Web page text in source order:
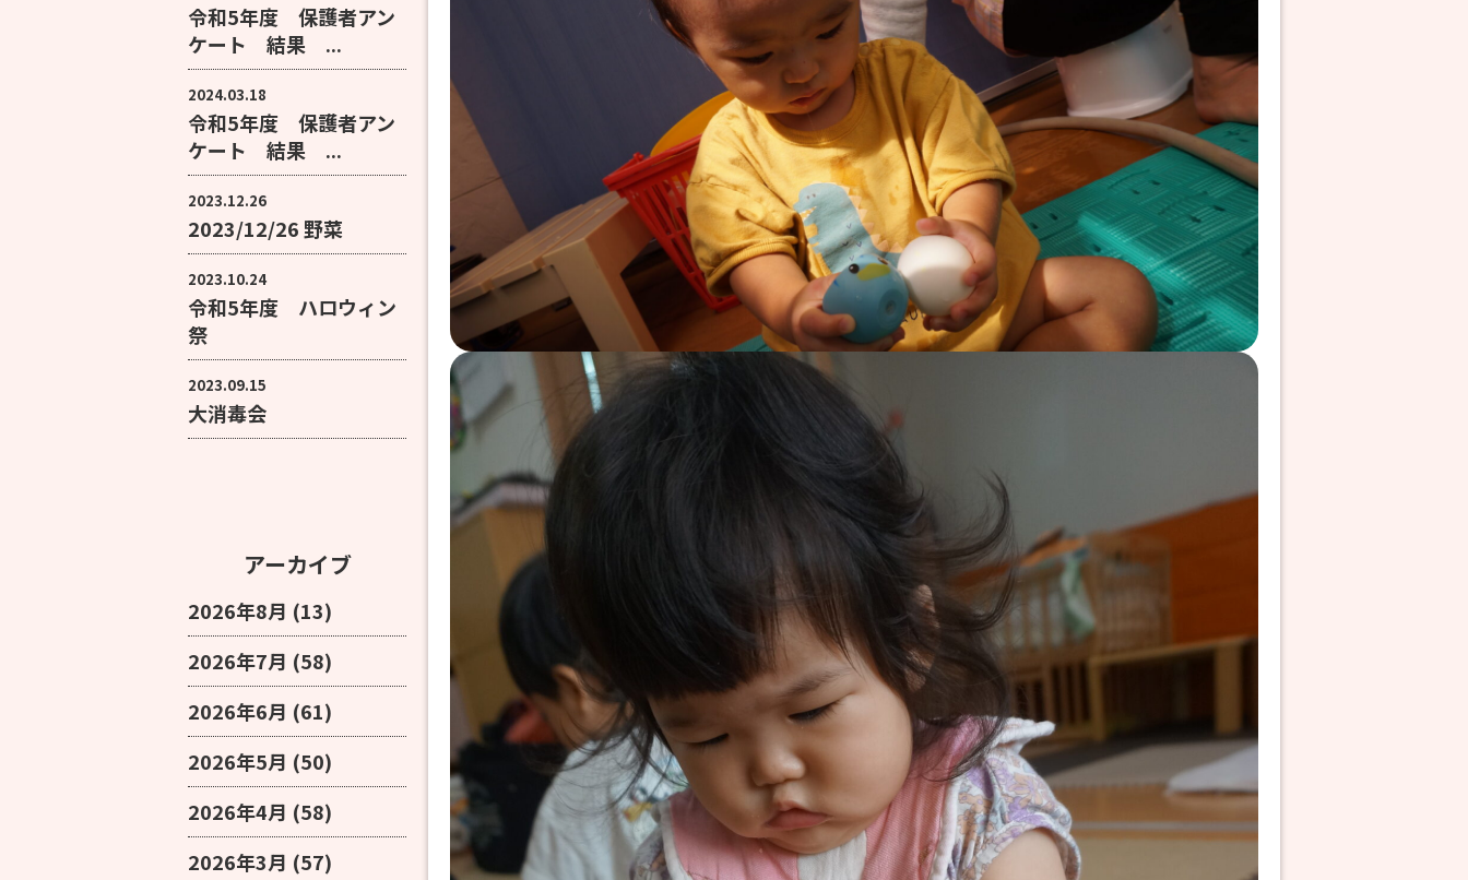
令和5年度 保護者アン
ケート 結果 ...
2024.03.18
令和5年度 保護者アン
ケート 結果 ...
2023.12.26
2023/12/26 野菜
2023.10.24
令和5年度 ハロウィン
祭
2023.09.15
大消毒会
アーカイブ
2026年8月 (13)
2026年7月 (58)
2026年6月 (61)
2026年5月 (50)
2026年4月 (58)
2026年3月 (57)